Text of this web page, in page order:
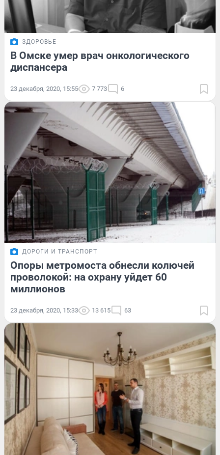
ЗДОРОВЬЕ
В Омске умер врач онкологического
диспансера
23 декабря, 2020, 15:55 7 773 6
ДОРОГИ И ТРАНСПОРТ
Опоры метромоста обнесли колючей
проволокой: на охрану уйдет 60
миллионов
23 декабря, 2020, 15:33 13 615 63